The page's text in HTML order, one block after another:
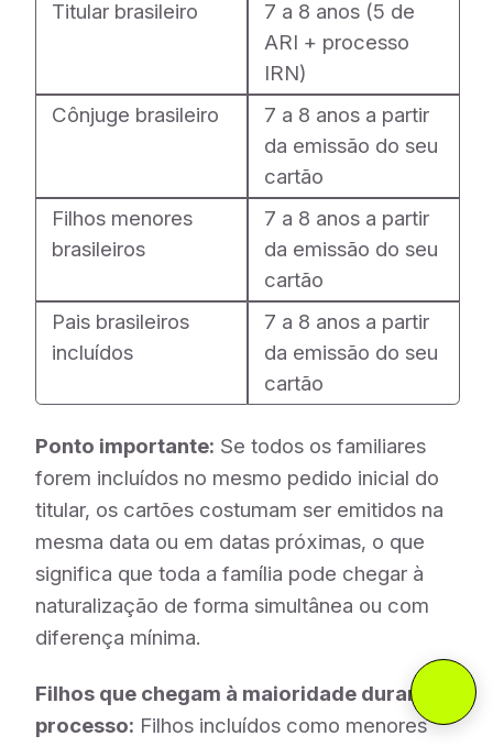
Titular brasileiro
7 a 8 anos (5 de
ARI + processo
IRN)
Cônjuge brasileiro
7 a 8 anos a partir
da emissão do seu
cartão
Filhos menores
brasileiros
7 a 8 anos a partir
da emissão do seu
cartão
Pais brasileiros
incluídos
7 a 8 anos a partir
da emissão do seu
cartão
Ponto importante: Se todos os familiares
forem incluídos no mesmo pedido inicial do
titular, os cartões costumam ser emitidos na
mesma data ou em datas próximas, o que
significa que toda a família pode chegar à
naturalização de forma simultânea ou com
diferença mínima.
Filhos que chegam à maioridade durante o
processo: Filhos incluídos como menores